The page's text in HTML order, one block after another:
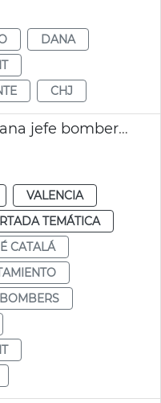
DANA
CHJ
Comisión municipal Dana jefe bomberos València
VALENCIA
TEMÁTICA
CATALÁ
BOMBERS